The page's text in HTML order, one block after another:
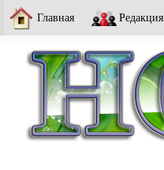
Главная Редакция